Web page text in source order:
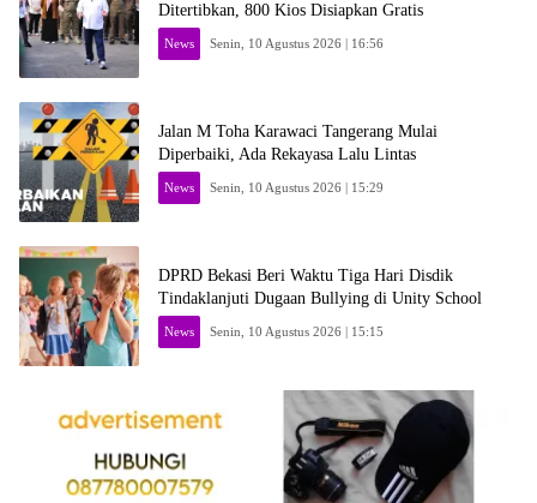
Ditertibkan, 800 Kios Disiapkan Gratis
News Senin, 10 Agustus 2026 | 16:56
Jalan M Toha Karawaci Tangerang Mulai
Diperbaiki, Ada Rekayasa Lalu Lintas
News Senin, 10 Agustus 2026 | 15:29
DPRD Bekasi Beri Waktu Tiga Hari Disdik
Tindaklanjuti Dugaan Bullying di Unity School
News Senin, 10 Agustus 2026 | 15:15